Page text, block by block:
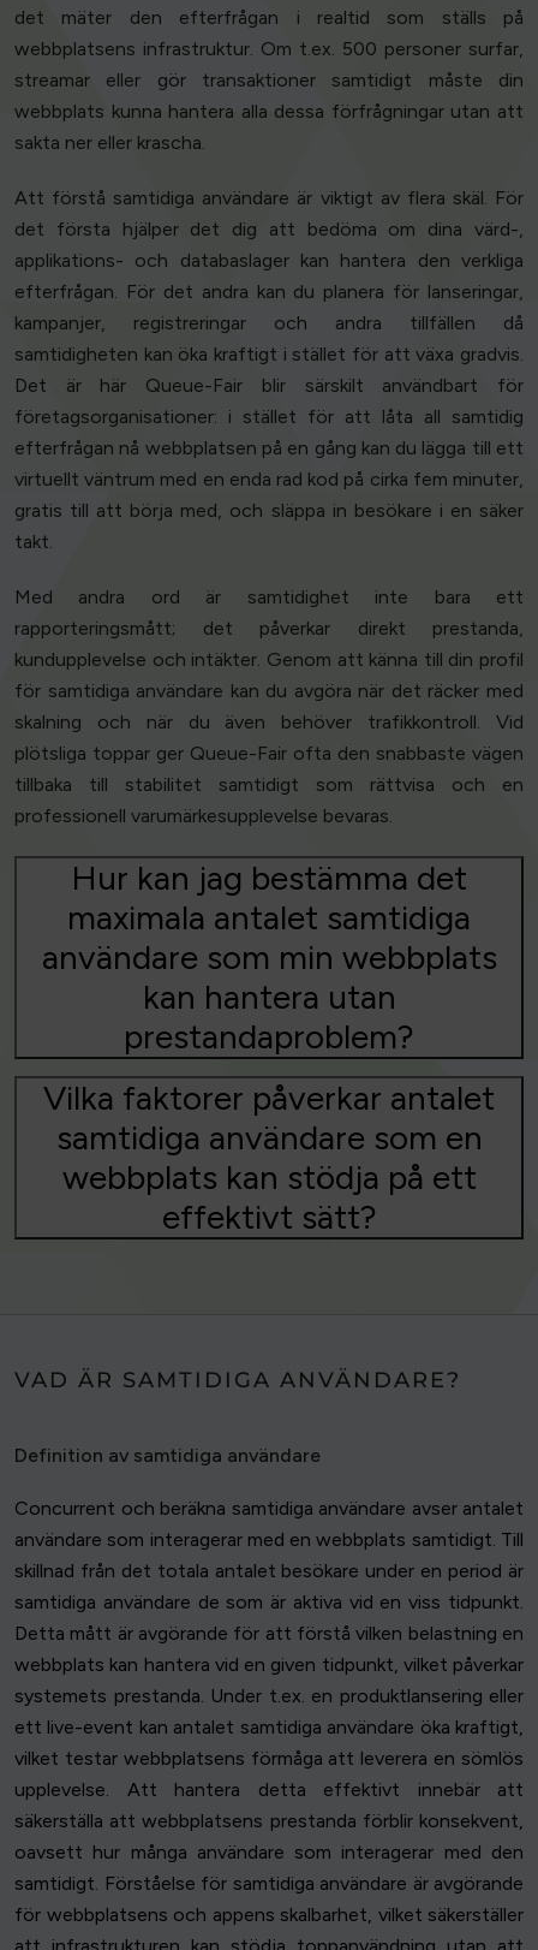
det mäter den efterfrågan i realtid som ställs på
webbplatsens infrastruktur. Om t.ex. 500 personer surfar,
streamar eller gör transaktioner samtidigt måste din
webbplats kunna hantera alla dessa förfrågningar utan att
sakta ner eller krascha.
Att förstå samtidiga användare är viktigt av flera skäl. För
det första hjälper det dig att bedöma om dina värd-,
applikations- och databaslager kan hantera den verkliga
efterfrågan. För det andra kan du planera för lanseringar,
kampanjer, registreringar och andra tillfällen då
samtidigheten kan öka kraftigt i stället för att växa gradvis.
Det är här Queue-Fair blir särskilt användbart för
företagsorganisationer: i stället för att låta all samtidig
efterfrågan nå webbplatsen på en gång kan du lägga till ett
virtuellt väntrum med en enda rad kod på cirka fem minuter,
gratis till att börja med, och släppa in besökare i en säker
takt.
Med andra ord är samtidighet inte bara ett
rapporteringsmått; det påverkar direkt prestanda,
kundupplevelse och intäkter. Genom att känna till din profil
för samtidiga användare kan du avgöra när det räcker med
skalning och när du även behöver trafikkontroll. Vid
plötsliga toppar ger Queue-Fair ofta den snabbaste vägen
tillbaka till stabilitet samtidigt som rättvisa och en
professionell varumärkesupplevelse bevaras.
Hur kan jag bestämma det
maximala antalet samtidiga
användare som min webbplats
kan hantera utan
prestandaproblem?
Vilka faktorer påverkar antalet
samtidiga användare som en
webbplats kan stödja på ett
effektivt sätt?
VAD ÄR SAMTIDIGA ANVÄNDARE?
Definition av samtidiga användare
Concurrent och beräkna samtidiga användare avser antalet
användare som interagerar med en webbplats samtidigt. Till
skillnad från det totala antalet besökare under en period är
samtidiga användare de som är aktiva vid en viss tidpunkt.
Detta mått är avgörande för att förstå vilken belastning en
webbplats kan hantera vid en given tidpunkt, vilket påverkar
systemets prestanda. Under t.ex. en produktlansering eller
ett live-event kan antalet samtidiga användare öka kraftigt,
vilket testar webbplatsens förmåga att leverera en sömlös
upplevelse. Att hantera detta effektivt innebär att
säkerställa att webbplatsens prestanda förblir konsekvent,
oavsett hur många användare som interagerar med den
samtidigt. Förståelse för samtidiga användare är avgörande
för webbplatsens och appens skalbarhet, vilket säkerställer